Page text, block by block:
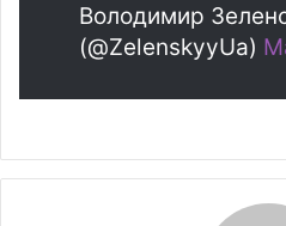
Володимир
(@ZelenskyyUa)